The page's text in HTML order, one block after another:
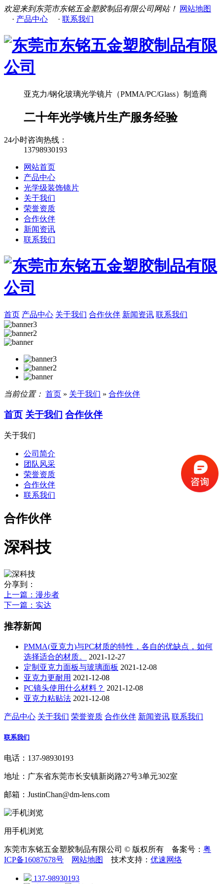
欢迎来到东莞市东铭五金塑胶制品有限公司网站！ 网站地图
· 产品中心 · 联系我们
亚克力/钢化玻璃光学镜片（PMMA/PC/Glass）制造商
二十年光学镜片生产服务经验
24小时咨询热线：
13798930193
网站首页
产品中心
光学级装饰镜片
关于我们
荣誉资质
合作伙伴
新闻资讯
联系我们
首页 产品中心 关于我们 合作伙伴 新闻资讯 联系我们
当前位置： 首页 » 关于我们 » 合作伙伴
首页 关于我们 合作伙伴
关于我们
公司简介
团队风采
荣誉资质
合作伙伴
联系我们
合作伙伴
深科技
分享到：
上一篇 ：漫步者
下一篇 ：实达
推荐新闻
PMMA(亚克力)与PC材质的特性，各自的优缺点，如何
选择适合的材质。
2021-12-27
定制亚克力面板与玻璃面板 2021-12-08
亚克力更耐用 2021-12-08
PC镜头使用什么材料？ 2021-12-08
亚克力粘贴法 2021-12-08
产品中心 关于我们 荣誉资质 合作伙伴 新闻资讯 联系我们
联系我们
电话：137-98930193
地址：广东省东莞市长安镇新岗路27号3单元302室
邮箱：JustinChan@dm-lens.com
用手机浏览
东莞市东铭五金塑胶制品有限公司 © 版权所有 备案号： 粤
ICP备16087678号
网站地图 技术支持： 优速网络
137-98930193